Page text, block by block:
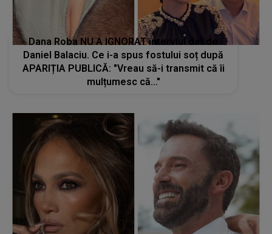
Dana Roba NU A IGNORAT interviul dat de
Daniel Balaciu. Ce i-a spus fostului soț după
APARIȚIA PUBLICĂ: "Vreau să-i transmit că îi
mulțumesc că..."